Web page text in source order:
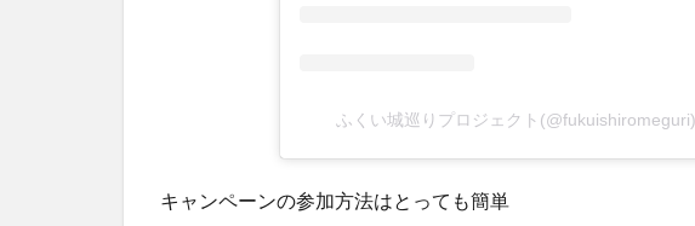
ふくい城巡りプロジェクト
キャンペーンの参加方法はとっても簡単